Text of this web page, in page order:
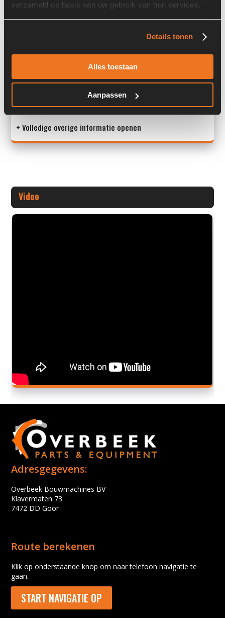
verzameld op basis van uw gebruik van hun services.
Details tonen
Alles toestaan
Aanpassen
Land:
Nederland
Stock number: 6081-084-02
Brand: Sterling Hydraulics
Type 2: LT-35C18.0<
+ Volledige overige informatie openen
Video
Adresgegevens:
Overbeek Bouwmachines BV
Klavermaten 73
7472 DD Goor
Route berekenen
Klik op onderstaande knop om naar telefoon navigatie te
gaan.
START NAVIGATIE OP